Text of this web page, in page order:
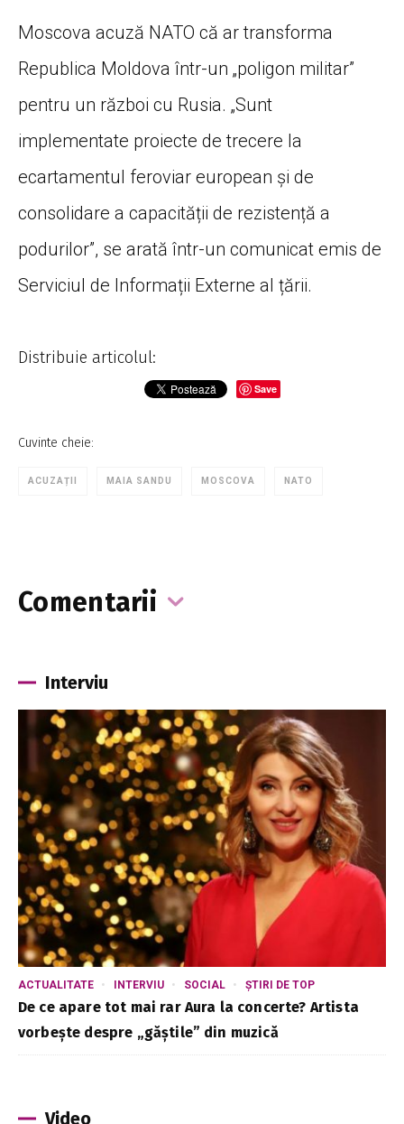
Moscova acuză NATO că ar transforma
Republica Moldova într-un „poligon militar”
pentru un război cu Rusia. „Sunt
implementate proiecte de trecere la
ecartamentul feroviar european și de
consolidare a capacității de rezistență a
podurilor”, se arată într-un comunicat emis de
Serviciul de Informații Externe al țării.
Distribuie articolul:
Save
Cuvinte cheie:
ACUZAȚII MAIA SANDU MOSCOVA NATO
Comentarii
Interviu
ACTUALITATE INTERVIU SOCIAL ȘTIRI DE TOP
De ce apare tot mai rar Aura la concerte? Artista
vorbește despre „găștile” din muzică
Video